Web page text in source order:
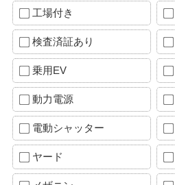
工場付き
検査済証あり
乗用EV
動力電源
電動シャッター
ヤード